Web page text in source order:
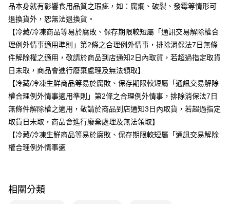
品本身就有影響食用品質之瑕疵，如：腐爛、破裂、發霉等情形可
退換貨外，恕無法退換貨。
【冷藏/冷凍商品等易於腐敗、保存期限較短屬「通訊交易解除權合
理例外情事適用準則」第2條之合理例外情事，排除消保法7日無條
件解除權之適用，敬請於商品到店通知2日內取貨，若超過指定取貨
日未取，商品會進行廢棄處理及無法領取】
【冷藏/冷凍生鮮商品等易於腐敗、保存期限較短屬「通訊交易解除
權合理例外情事適用準則」第2條之合理例外情事，排除消保法7日
無條件解除權之適用，敬請於商品到店通知3日內取貨，若超過指定
取貨日未取，商品會進行廢棄處理及無法領取】
【冷藏/冷凍生鮮商品等易於腐敗、保存期限較短屬「通訊交易解除
權合理例外情事適
相關分類